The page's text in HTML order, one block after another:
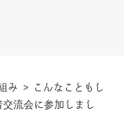
み >
こんなこともし
流会に参加しまし